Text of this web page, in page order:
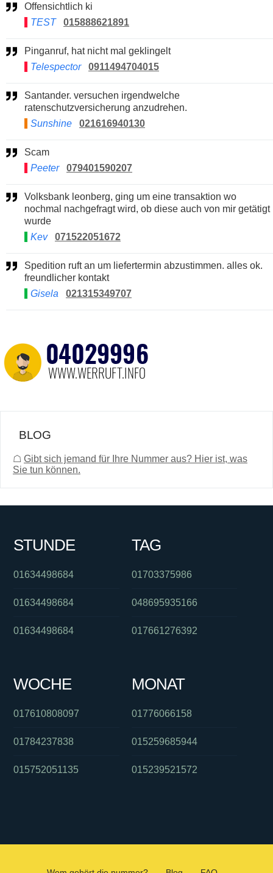
Offensichtlich ki
TEST
015888621891
Pinganruf, hat nicht mal geklingelt
Telespector
0911494704015
Santander. versuchen irgendwelche
ratenschutzversicherung anzudrehen.
Sunshine
021616940130
Scam
Peeter
079401590207
Volksbank leonberg, ging um eine transaktion wo
nochmal nachgefragt wird, ob diese auch von mir getätigt
wurde
Kev
071522051672
Spedition ruft an um liefertermin abzustimmen. alles ok.
freundlicher kontakt
Gisela
021315349707
BLOG
☖ Gibt sich jemand für Ihre Nummer aus? Hier ist, was
Sie tun können.
STUNDE
01634498684
01634498684
01634498684
TAG
01703375986
048695935166
017661276392
WOCHE
017610808097
01784237838
015752051135
MONAT
01776066158
015259685944
015239521572